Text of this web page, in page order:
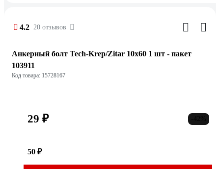
4.2 20 отзывов
Анкерный болт Tech-Krep/Zitar 10х60 1 шт - пакет
103911
Код товара: 15728167
29 ₽
50 ₽